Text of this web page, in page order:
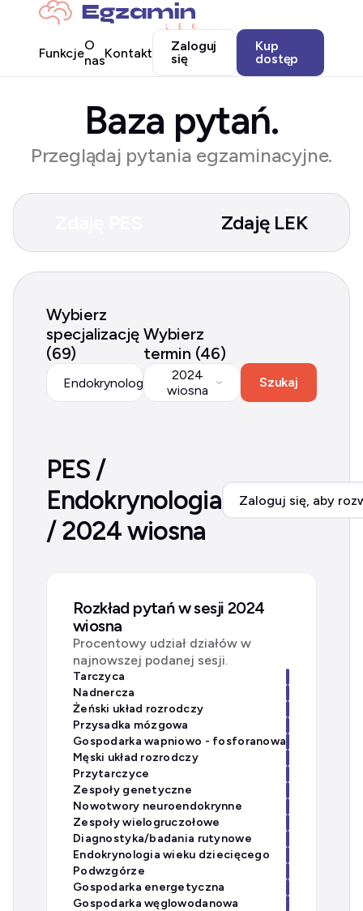
FunkcjeO
nasKontakt
Zaloguj
się
Kup
dostęp
Baza pytań.
Przeglądaj pytania egzaminacyjne.
Zdaję LEK
Wybierz
specjalizację
(69)
Endokrynologia
Wybierz
termin (46)
2024
wiosna
Szukaj
PES /
Endokrynologia
/ 2024 wiosna
Zaloguj się, aby
Rozkład pytań w sesji 2024
wiosna
Procentowy udział działów w
najnowszej podanej sesji.
Tarczyca
Nadnercza
Żeński układ rozrodczy
Przysadka mózgowa
Gospodarka wapniowo - fosforanowa
Męski układ rozrodczy
Przytarczyce
Zespoły genetyczne
Nowotwory neuroendokrynne
Zespoły wielogruczołowe
Diagnostyka/badania rutynowe
Endokrynologia wieku dziecięcego
Podwzgórze
Gospodarka energetyczna
Gospodarka węglowodanowa